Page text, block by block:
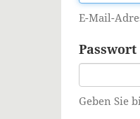
E-Mail-
Passwort
Geben Sie